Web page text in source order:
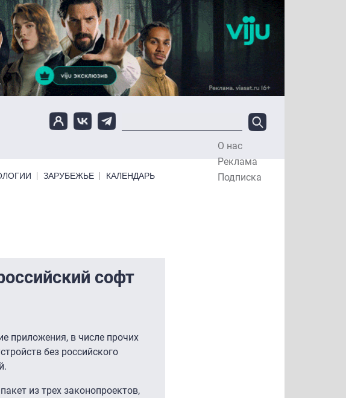
О нас
Реклама
Подписка
ЗАРУБЕЖЬЕ КАЛЕНДАРЬ
софт
приложения, в числе прочих
без российского
из трех законопроектов,